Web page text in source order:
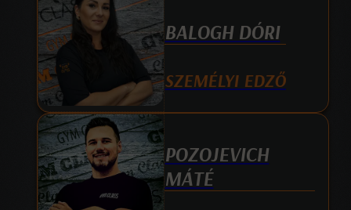
BALOGH DÓRI
SZEMÉLYI EDZŐ
POZOJEVICH
MÁTÉ